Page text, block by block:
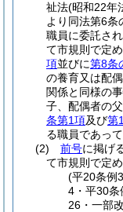
祉法(昭和22年
より同法第6条
職員に委託さ
て市規則で定
項並びに第8条
の養育又は配
関係と同様の
子、配偶者の
条第1項及び第
る職員であっ
(2)
前号に掲げ
て市規則で定
(平20条例
4・平30条
26・一部